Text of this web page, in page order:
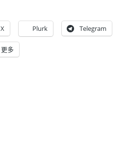
X Plurk Telegram
更多